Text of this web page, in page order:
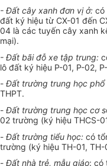
- Đất cây xanh đơn vị ở: có
đất ký hiệu từ CX-01 đến
04 là các tuyến cây xanh
mại).
- Đất bãi đỗ xe tập trung:
lô đất ký hiệu P-01, P-02,
- Đất trường trung học phổ
THPT.
- Đất trường trung học cơ s
02 trường (ký hiệu THCS-
- Đất trường tiểu học: có
trường (ký hiệu TH-01, TH-
- Đất nhà trẻ, mẫu giáo: có